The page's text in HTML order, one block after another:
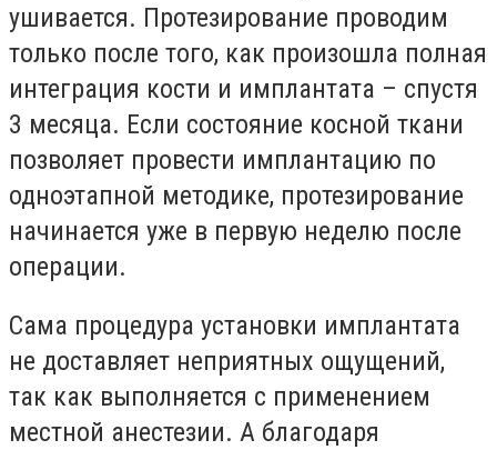
ушивается. Протезирование проводим
только после того, как произошла полная
интеграция кости и имплантата – спустя
3 месяца. Если состояние косной ткани
позволяет провести имплантацию по
одноэтапной методике, протезирование
начинается уже в первую неделю после
операции.
Сама процедура установки имплантата
не доставляет неприятных ощущений,
так как выполняется с применением
местной анестезии. А благодаря